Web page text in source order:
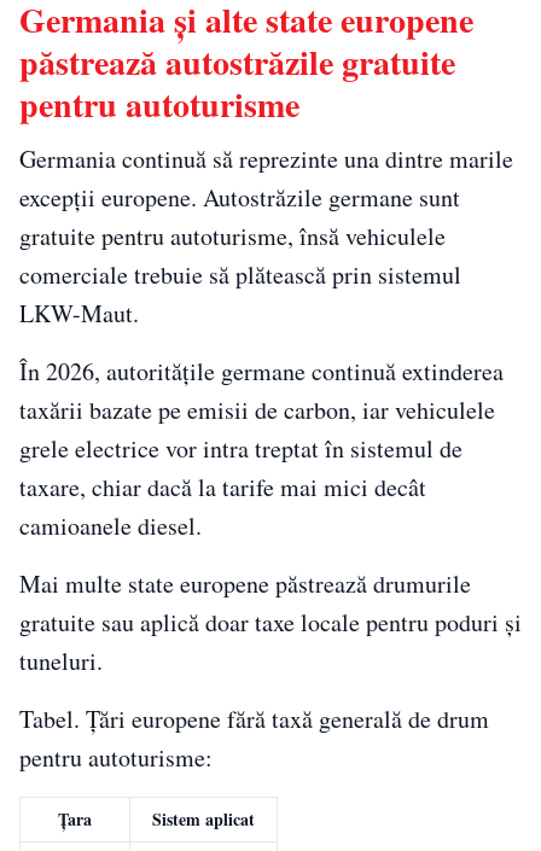
Germania și alte state europene
păstrează autostrăzile gratuite
pentru autoturisme
Germania continuă să reprezinte una dintre marile
excepții europene. Autostrăzile germane sunt
gratuite pentru autoturisme, însă vehiculele
comerciale trebuie să plătească prin sistemul
LKW-Maut.
În 2026, autoritățile germane continuă extinderea
taxării bazate pe emisii de carbon, iar vehiculele
grele electrice vor intra treptat în sistemul de
taxare, chiar dacă la tarife mai mici decât
camioanele diesel.
Mai multe state europene păstrează drumurile
gratuite sau aplică doar taxe locale pentru poduri și
tuneluri.
Tabel. Țări europene fără taxă generală de drum
pentru autoturisme:
Țara Sistem aplicat